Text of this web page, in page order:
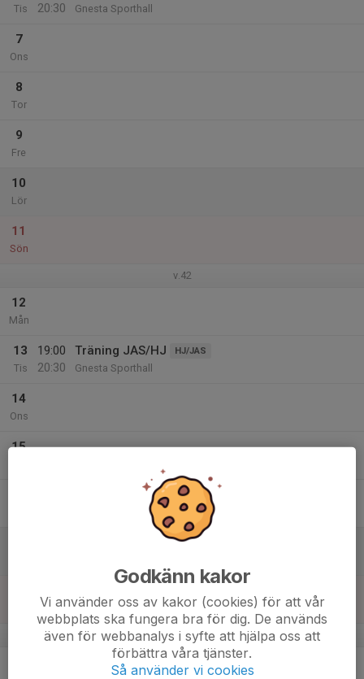
Tis
20:30
Gnesta Sporthall
7
Ons
8
Tor
9
Fre
10
Lör
11
Sön
v.42
12
Mån
13
Tis
19:00
20:30
Träning JAS/HJ HJ/JAS
Gnesta Sporthall
14
Ons
15
v.43
Godkänn kakor
Vi använder oss av kakor (cookies) för att vår
webbplats ska fungera bra för dig. De används
även för webbanalys i syfte att hjälpa oss att
förbättra våra tjänster.
Så använder vi cookies